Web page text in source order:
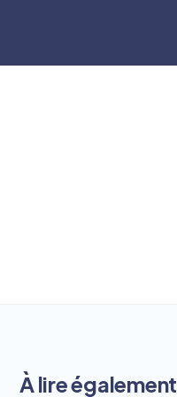
À lire également